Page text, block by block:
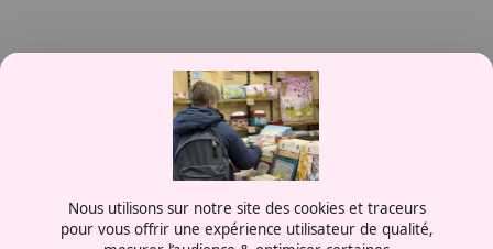
0387556600
Nous utilisons sur notre site des cookies et traceurs
pour vous offrir une expérience utilisateur de qualité,